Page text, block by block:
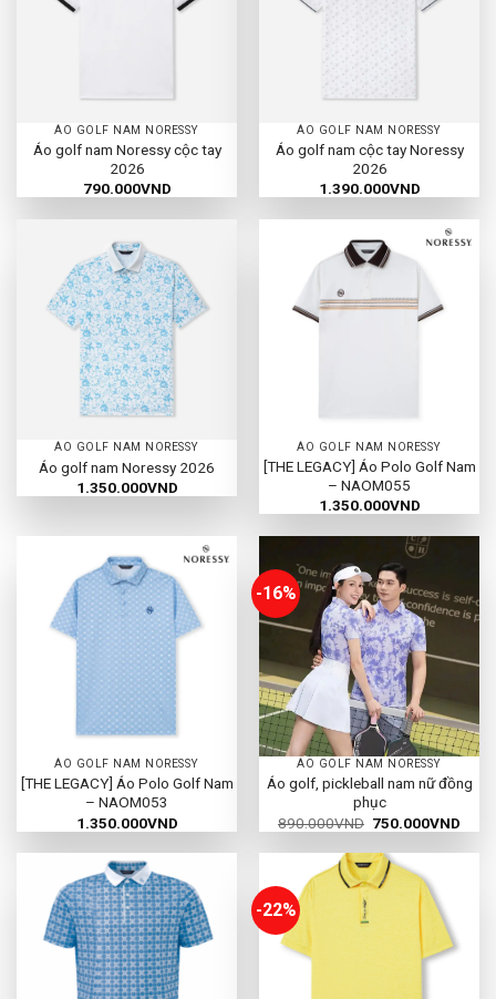
ÁO GOLF NAM NORESSY
Áo golf nam Noressy cộc tay
2026
790.000VND
ÁO GOLF NAM NORESSY
Áo golf nam cộc tay Noressy
2026
1.390.000VND
ÁO GOLF NAM NORESSY
Áo golf nam Noressy 2026
1.350.000VND
ÁO GOLF NAM NORESSY
[THE LEGACY] Áo Polo Golf Nam
– NAOM055
1.350.000VND
ÁO GOLF NAM NORESSY
[THE LEGACY] Áo Polo Golf Nam
– NAOM053
1.350.000VND
-16%
ÁO GOLF NAM NORESSY
Áo golf, pickleball nam nữ đồng
phục
890.000VND Giá
gốc
là:
890.000VND.
750.000VND
hiện
tại
-22%